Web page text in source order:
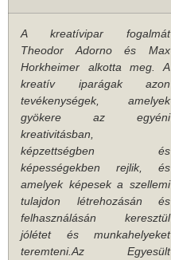
A kreatívipar fogalmát
Theodor Adorno és Max
Horkheimer alkotta meg. A
kreatív iparágak azon
tevékenységek, amelyek
gyökere az egyéni
kreativitásban,
képzettségben és
képességekben rejlik, és
amelyek képesek a szellemi
tulajdon létrehozásán és
felhasználásán keresztül
jólétet és munkahelyeket
teremteni.Az Egyesült